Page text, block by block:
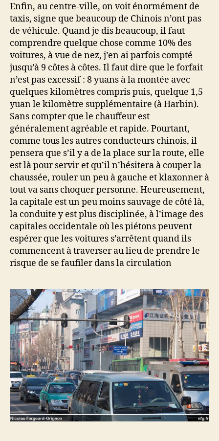
Enfin, au centre-ville, on voit énormément de
taxis, signe que beaucoup de Chinois n’ont pas
de véhicule. Quand je dis beaucoup, il faut
comprendre quelque chose comme 10% des
voitures, à vue de nez, j’en ai parfois compté
jusqu’à 9 côtes à côtes. Il faut dire que le forfait
n’est pas excessif : 8 yuans à la montée avec
quelques kilomètres compris puis, quelque 1,5
yuan le kilomètre supplémentaire (à Harbin).
Sans compter que le chauffeur est
généralement agréable et rapide. Pourtant,
comme tous les autres conducteurs chinois, il
pensera que s’il y a de la place sur la route, elle
est là pour servir et qu’il n’hésitera à couper la
chaussée, rouler un peu à gauche et klaxonner à
tout va sans choquer personne. Heureusement,
la capitale est un peu moins sauvage de côté là,
la conduite y est plus disciplinée, à l’image des
capitales occidentale où les piétons peuvent
espérer que les voitures s’arrêtent quand ils
commencent à traverser au lieu de prendre le
risque de se faufiler dans la circulation